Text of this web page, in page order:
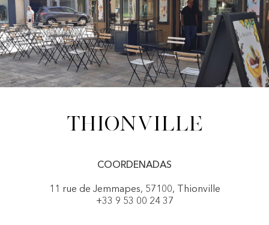
Thionville
COORDENADAS
11 rue de Jemmapes, 57100, Thionville
+33 9 53 00 24 37